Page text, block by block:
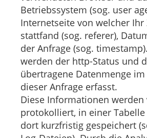
Betriebssystem (sog. user
Internetseite von welcher Ihr
stattfand (sog. referer),
der Anfrage (sog.
werden der http-Status und
übertragene Datenmenge im
dieser Anfrage erfasst.
Diese Informationen werden
protokolliert, in einer
dort kurzfristig gespeichert